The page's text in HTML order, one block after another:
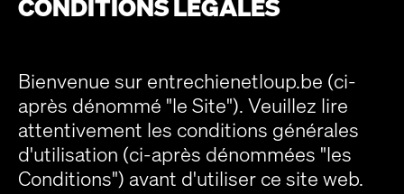
CONDITIONS LÉGALES
Bienvenue sur entrechienetloup.be (ci-
après dénommé "le Site"). Veuillez lire
attentivement les conditions générales
d'utilisation (ci-après dénommées "les
Conditions") avant d'utiliser ce site web.